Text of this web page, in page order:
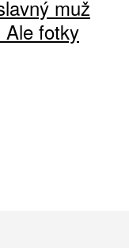
muž
Ale fotky